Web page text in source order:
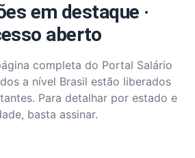
em destaque ·
aberto
completa do Portal Salário
a nível Brasil estão liberados
Para detalhar por estado e
basta assinar.